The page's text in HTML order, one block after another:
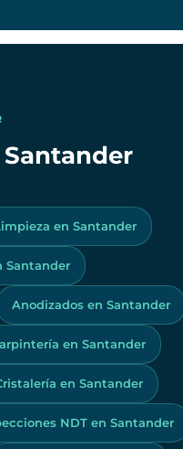
en Santander
Santander
Anodizados en Santander
en Santander
en Santander
NDT en Santander